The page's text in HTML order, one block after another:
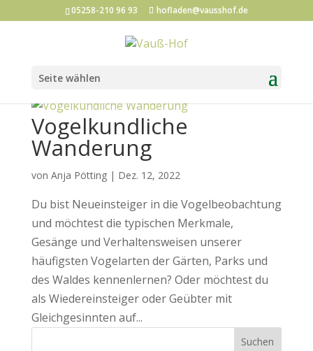
05258-210 96 93 hofladen@vausshof.de
Seite wählen
Vogelkundliche
Wanderung
von Anja Pötting| Dez. 12, 2022
Du bist Neueinsteiger in die Vogelbeobachtung
und möchtest die typischen Merkmale,
Gesänge und Verhaltensweisen unserer
häufigsten Vogelarten der Gärten, Parks und
des Waldes kennenlernen? Oder möchtest du
als Wiedereinsteiger oder Geübter mit
Gleichgesinnten auf...